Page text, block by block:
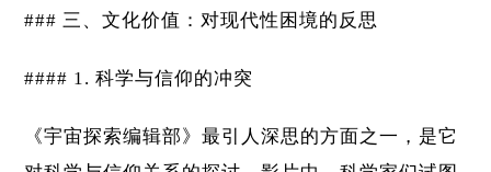
### 三、文化价值：对现代性困境的反思
#### 1. 科学与信仰的冲突
《宇宙探索编辑部》最引人深思的方面之一，是它